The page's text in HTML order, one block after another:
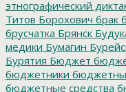
этнографический
Титов Борохович брак
брусчатка Брянск
медики Бумагин
Бурятия Бюджет
бюджетники
бюджетные средства